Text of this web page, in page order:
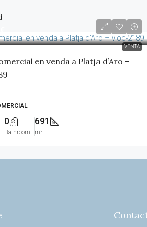
VENTA
en venda a Platja d’Aro –
0
Bathroom
691
m²